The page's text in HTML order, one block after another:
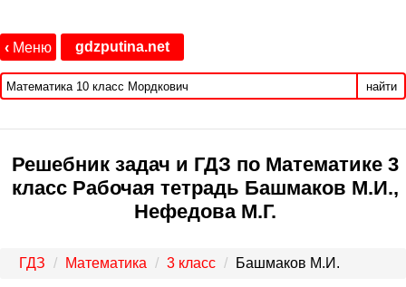
‹ Меню gdzputina.net
найти
Решебник задач и ГДЗ по Математике 3
класс Рабочая тетрадь Башмаков М.И.,
Нефедова М.Г.
ГДЗ Математика 3 класс Башмаков М.И.